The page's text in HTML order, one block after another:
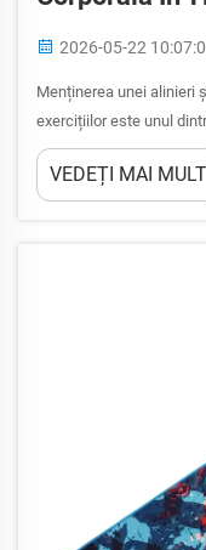
2026-05-22
Menținerea unei alinieri
exercițiilor este unul
performanță, cât și
practicați ioga Bikram,
VEDEȚI MAI MULT